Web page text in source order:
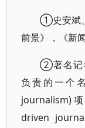
①史安斌
前景》，《新
②著名记
负责的一个
journalism)
driven